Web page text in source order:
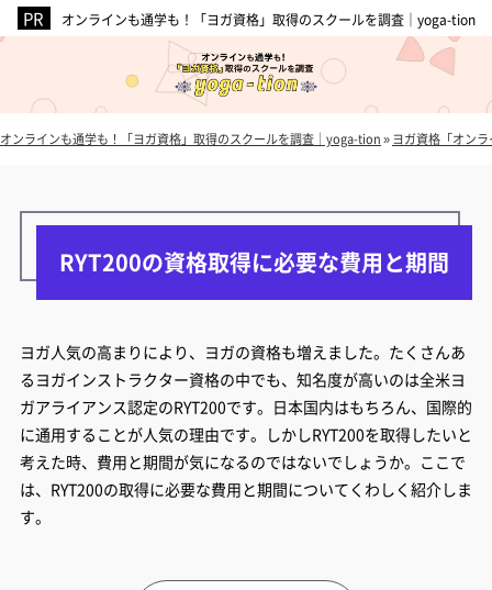
オンラインも通学も！「ヨガ資格」取得のスクールを調査｜yoga-tion
オンラインも通学も！「ヨガ資格」取得のスクールを調査｜yoga-tion» ヨガ資格「オン
RYT200の資格取得に必要な費用と期間
ヨガ人気の高まりにより、ヨガの資格も増えました。たくさんあ
るヨガインストラクター資格の中でも、知名度が高いのは全米ヨ
ガアライアンス認定のRYT200です。日本国内はもちろん、国際的
に通用することが人気の理由です。しかしRYT200を取得したいと
考えた時、費用と期間が気になるのではないでしょうか。ここで
は、RYT200の取得に必要な費用と期間についてくわしく紹介しま
す。